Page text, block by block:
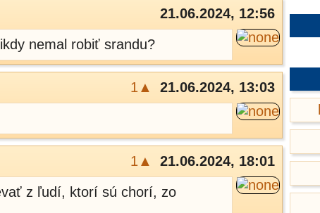
21.06.2024, 12:56
nemal robiť srandu?
1▲
21.06.2024, 13:03
1▲
21.06.2024, 18:01
z ľudí, ktorí sú chorí, zo